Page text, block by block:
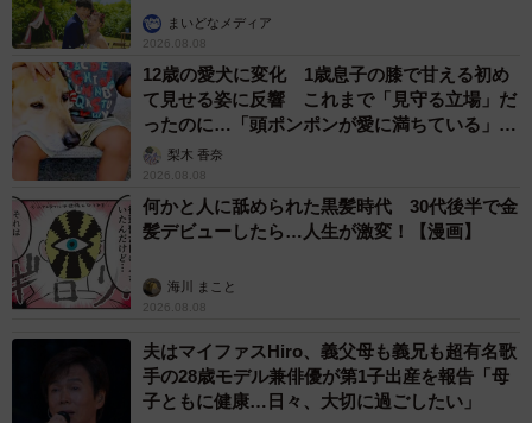
まいどなメディア
2026.08.08
12歳の愛犬に変化 1歳息子の膝で甘える初め
て見せる姿に反響 これまで「見守る立場」だ
ったのに…「頭ポンポンが愛に満ちている」
「尊…」
梨木 香奈
2026.08.08
何かと人に舐められた黒髪時代 30代後半で金
髪デビューしたら…人生が激変！【漫画】
海川 まこと
2026.08.08
夫はマイファスHiro、義父母も義兄も超有名歌
手の28歳モデル兼俳優が第1子出産を報告「母
子ともに健康…日々、大切に過ごしたい」